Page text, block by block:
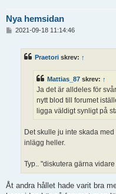
Nya hemsidan
2021-09-18 11:14:46
Praetori skrev: ↑
Mattias_87 skrev: ↑
Ja det är alldeles för
nytt blod till forumet
ligga väldigt synligt på
Det skulle ju inte skada
inlägg heller.
Typ.. "diskutera gärna
Åt andra hållet hade varit bra